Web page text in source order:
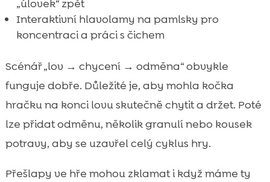
„úlovek“ zpět
Interaktivní hlavolamy na pamlsky pro
koncentraci a práci s čichem
Scénář „lov → chycení → odměna“ obvykle
funguje dobře. Důležité je, aby mohla kočka
hračku na konci lovu skutečně chytit a držet. Poté
lze přidat odměnu, několik granulí nebo kousek
potravy, aby se uzavřel celý cyklus hry.
Přešlapy ve hře mohou zklamat i když máme ty